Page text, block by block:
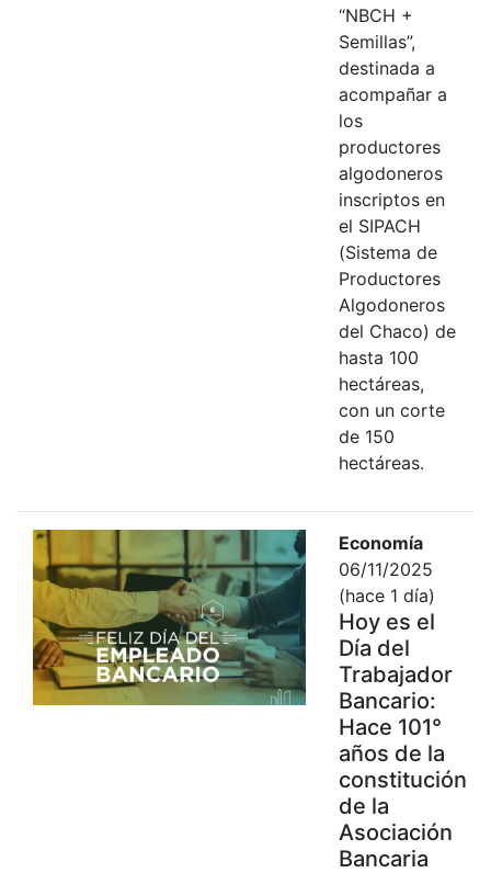
“NBCH +
Semillas”,
destinada a
acompañar a
los
productores
algodoneros
inscriptos en
el SIPACH
(Sistema de
Productores
Algodoneros
del Chaco) de
hasta 100
hectáreas,
con un corte
de 150
hectáreas.
Economía
06/11/2025
(hace 1 día)
Hoy es el
Día del
Trabajador
Bancario:
Hace 101°
años de la
constitución
de la
Asociación
Bancaria